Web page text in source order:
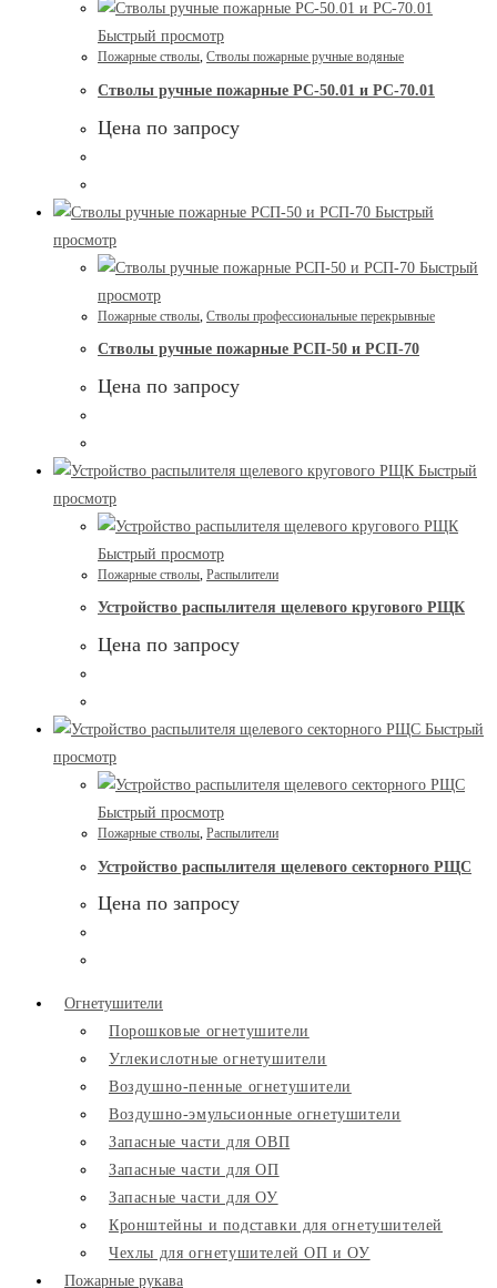
Быстрый просмотр
Пожарные стволы, Стволы пожарные ручные водяные
Стволы ручные пожарные РС-50.01 и РС-70.01
Цена по запросу
Быстрый
просмотр
Быстрый
просмотр
Пожарные стволы Стволы профессиональные перекрывные
Стволы ручные пожарные РСП-50 и РСП-70
Цена по запросу
Быстрый
просмотр
Быстрый просмотр
Пожарные стволы, Распылители
Устройство распылителя щелевого кругового РЩК
Цена по запросу
Быстрый
просмотр
Быстрый просмотр
Пожарные стволы, Распылители
Устройство распылителя щелевого секторного РЩС
Цена по запросу
Огнетушители
Порошковые огнетушители
Углекислотные огнетушители
Воздушно-пенные огнетушители
Воздушно-эмульсионные огнетушители
Запасные части для ОВП
Запасные части для ОП
Запасные части для ОУ
Кронштейны и подставки для огнетушителей
Чехлы для огнетушителей ОП и ОУ
Пожарные рукава